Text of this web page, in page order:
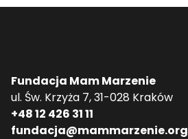
Fundacja Mam Marzenie
ul. Św. Krzyża 7, 31-028 Kraków
+48 12 426 31 11
fundacja@mammarzenie.org